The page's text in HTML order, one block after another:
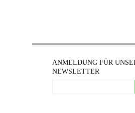
ANMELDUNG FÜR
NEWSLETTER